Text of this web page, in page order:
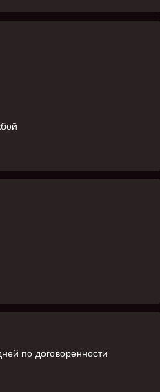
по договоренности